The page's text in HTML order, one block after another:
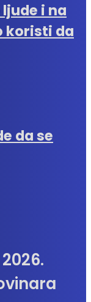
i na
koristi da
da se